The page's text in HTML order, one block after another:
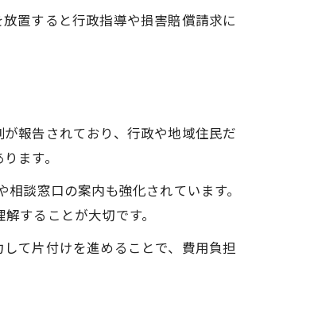
置すると行政指導や損害賠償請求に
報告されており、行政や地域住民だ
ます。
談窓口の案内も強化されています。
することが大切です。
て片付けを進めることで、費用負担